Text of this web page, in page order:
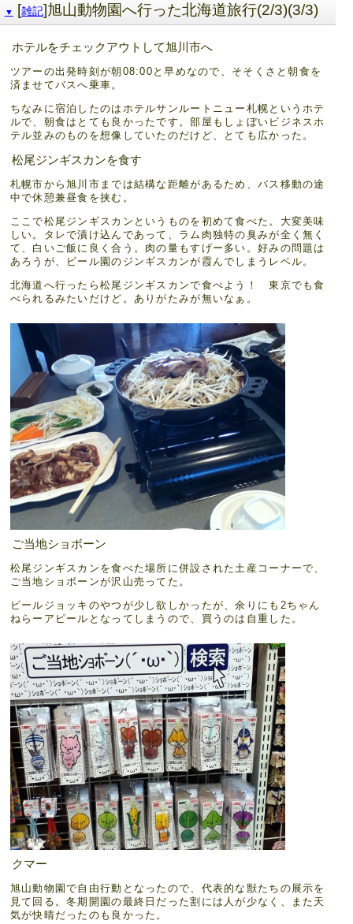
▼ [雑記]旭山動物園へ行った北海道旅行(2/3)(3/3)
ホテルをチェックアウトして旭川市へ
ツアーの出発時刻が朝08:00と早めなので、そそくさと朝食を
済ませてバスへ乗車。
ちなみに宿泊したのはホテルサンルートニュー札幌というホテ
ルで、朝食はとても良かったです。部屋もしょぼいビジネスホ
テル並みのものを想像していたのだけど、とても広かった。
松尾ジンギスカンを食す
札幌市から旭川市までは結構な距離があるため、バス移動の途
中で休憩兼昼食を挟む。
ここで松尾ジンギスカンというものを初めて食べた。大変美味
しい。タレで漬け込んであって、ラム肉独特の臭みが全く無く
て、白いご飯に良く合う。肉の量もすげー多い。好みの問題は
あろうが、ビール園のジンギスカンが霞んでしまうレベル。
北海道へ行ったら松尾ジンギスカンで食べよう！ 東京でも食
べられるみたいだけど。ありがたみが無いなぁ。
ご当地ショボーン
松尾ジンギスカンを食べた場所に併設された土産コーナーで、
ご当地ショボーンが沢山売ってた。
ビールジョッキのやつが少し欲しかったが、余りにも2ちゃん
ねらーアピールとなってしまうので、買うのは自重した。
クマー
旭山動物園で自由行動となったので、代表的な獣たちの展示を
見て回る。冬期開園の最終日だった割には人が少なく、また天
気が快晴だったのも良かった。